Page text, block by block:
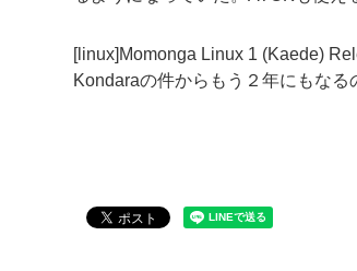
[linux]Momonga Linux 1 (Kaede)
Kondaraの件からもう２年にもなる